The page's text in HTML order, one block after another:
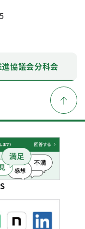
協議会分科会